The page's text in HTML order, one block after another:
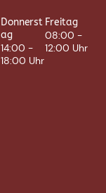
Donnerst
ag
14:00 -
18:00 Uhr
Freitag
08:00 -
12:00 Uhr